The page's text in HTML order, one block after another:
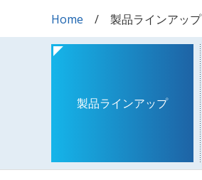
Home 製品ラインアップ
製品ラインアップ